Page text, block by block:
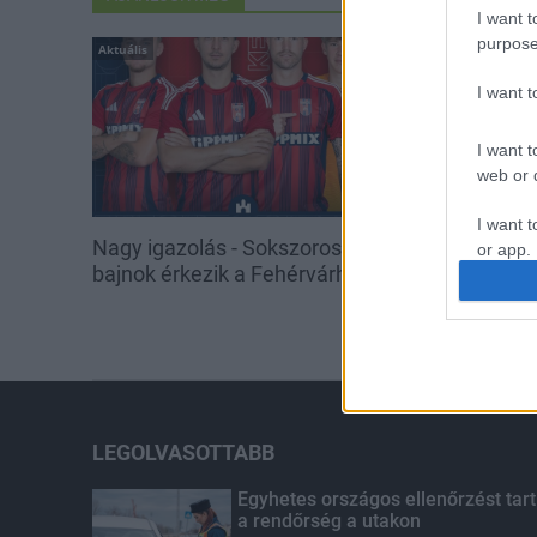
I want
I want
I want
web or
I want
or app.
I want
Aktuális
Nagy igazolás - Sokszoros
bajnok érkezik a Fehérvárhoz
Miért
egészségügyi
LEGOLVASOTTABB
Egyhetes országos ellenőrzést tart
a rendőrség a utakon